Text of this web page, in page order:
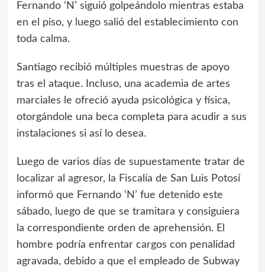
Fernando ‘N’ siguió golpeándolo mientras estaba
en el piso, y luego salió del establecimiento con
toda calma.
Santiago recibió múltiples muestras de apoyo
tras el ataque. Incluso, una academia de artes
marciales le ofreció ayuda psicológica y física,
otorgándole una beca completa para acudir a sus
instalaciones si así lo desea.
Luego de varios días de supuestamente tratar de
localizar al agresor, la Fiscalía de San Luis Potosí
informó que Fernando ‘N’ fue detenido este
sábado, luego de que se tramitara y consiguiera
la correspondiente orden de aprehensión. El
hombre podría enfrentar cargos con penalidad
agravada, debido a que el empleado de Subway